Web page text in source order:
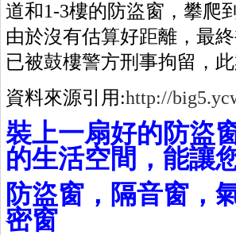
道和1-3樓的防盜窗，攀爬
由於沒有估算好距離，最
已被鼓樓警方刑事拘留，
資料來源引用:http://
裝上一扇好的防盜
的生活空間，能讓
防盜窗，隔音窗，
密窗